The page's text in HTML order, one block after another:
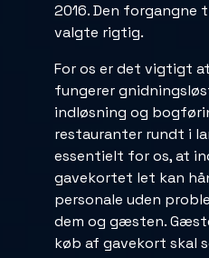
2016. Den forgangne
valgte rigtig.
For os er det vigtigt
fungerer
indløsning og
restauranter rundt i
essentielt for os, at
gavekortet let kan
personale uden
dem og gæsten.
køb af gavekort skal